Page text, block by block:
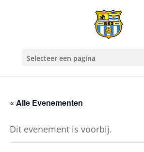
Selecteer een pagina
« Alle Evenementen
Dit evenement is voorbij.